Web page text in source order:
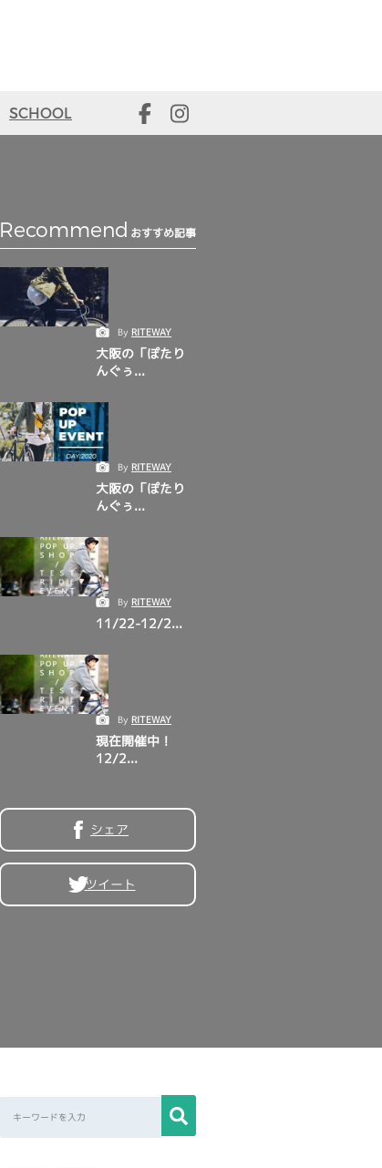
SCHOOL
Recommend おすすめ記事
By RITEWAY
大阪の「ぽたり
んぐぅ...
By RITEWAY
大阪の「ぽたり
んぐぅ...
By RITEWAY
11/22-12/2...
By RITEWAY
現在開催中！
12/2...
シェア
ツイート